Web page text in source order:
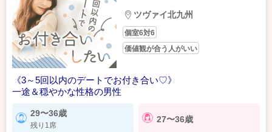
ツヴァイ北九州
個室6対6
価値観が合う人がいい
《3～5回以内のデートでお付き合い♡》
一途＆穏やかな性格の男性
29〜36歳
残り1席
27〜36歳